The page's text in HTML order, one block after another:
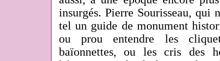
insurgés. Pierre Sourisseau,
tel un guide de monument
ou prou entendre les
baïonnettes, ou les cris des